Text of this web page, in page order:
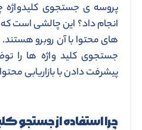
پروسه ی جستجوی کلیدواژه
انجام داد؟ این چالشی است که
های محتوا با آن روبرو
جستجوی کلید واژه ها را
پیشرفت دادن با بازاریابی
چرا استفاده از جستجو